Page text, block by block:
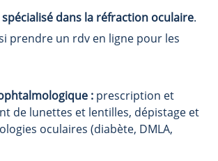
dans la réfraction oculaire.
prendre un rdv en ligne pour les
: prescription et
de lunettes et lentilles, dépistage et
oculaires (diabète, DMLA,